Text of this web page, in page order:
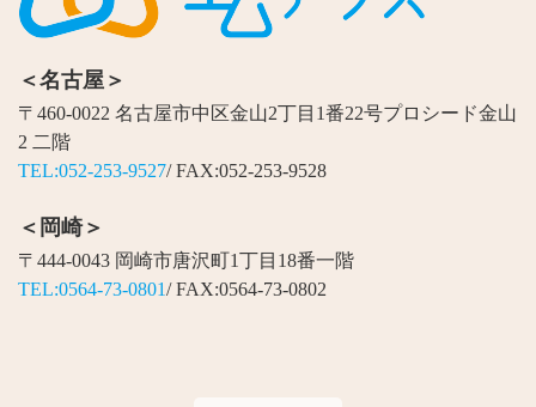
＜名古屋＞
〒460-0022 名古屋市中区金山2丁目1番22号プロシード金山
2 二階
TEL:052-253-9527/ FAX:052-253-9528
＜岡崎＞
〒444-0043 岡崎市唐沢町1丁目18番一階
TEL:0564-73-0801/ FAX:0564-73-0802